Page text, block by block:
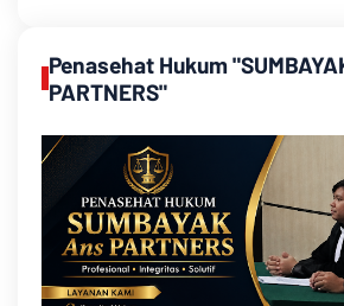
Penasehat Hukum
PARTNERS"